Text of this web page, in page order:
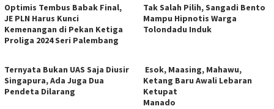
Optimis Tembus Babak Final,
JE PLN Harus Kunci
Kemenangan di Pekan Ketiga
Proliga 2024 Seri Palembang
Tak Salah Pilih, Sangadi Bento
Mampu Hipnotis Warga
Tolondadu Induk
Ternyata Bukan UAS Saja Diusir
Singapura, Ada Juga Dua
Pendeta Dilarang
Esok, Maasing, Mahawu,
Ketang Baru Awali Lebaran
Ketupat
Manado